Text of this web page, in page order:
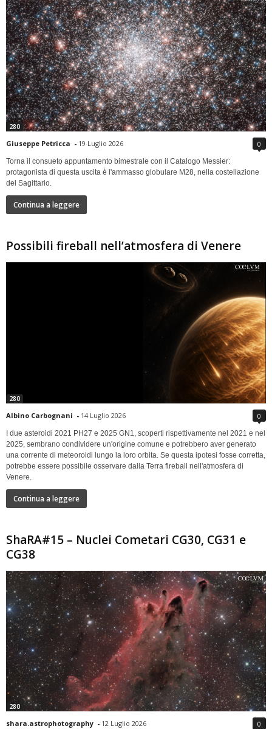
280
Giuseppe Petricca - 19 Luglio 2026 0
Torna il consueto appuntamento bimestrale con il Catalogo Messier:
protagonista di questa uscita è l'ammasso globulare M28, nella costellazione
del Sagittario.
Continua a leggere
Possibili fireball nell’atmosfera di Venere
280
Albino Carbognani - 14 Luglio 2026 0
I due asteroidi 2021 PH27 e 2025 GN1, scoperti rispettivamente nel 2021 e nel
2025, sembrano condividere un'origine comune e potrebbero aver generato
una corrente di meteoroidi lungo la loro orbita. Se questa ipotesi fosse corretta,
potrebbe essere possibile osservare dalla Terra fireball nell'atmosfera di
Venere.
Continua a leggere
ShaRA#15 – Nuclei Cometari CG30, CG31 e
CG38
280
shara.astrophotography - 12 Luglio 2026 0